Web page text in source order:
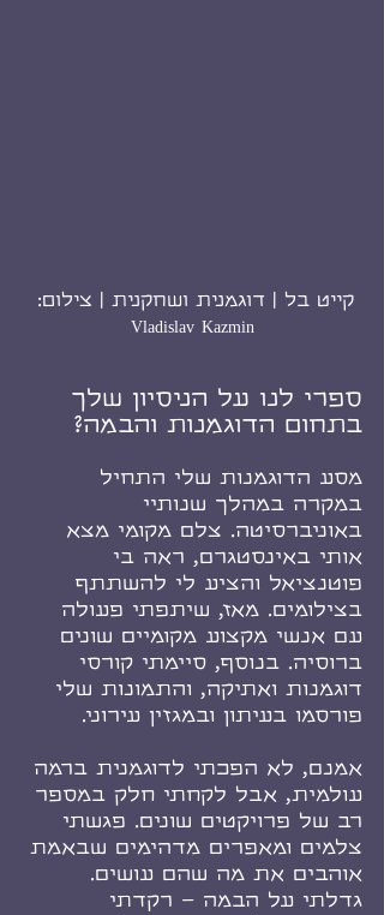
קייט בל | דוגמנית ושחקנית | צילום:
Vladislav Kazmin
ספרי לנו על הניסיון שלך
בתחום הדוגמנות והבמה?
מסע הדוגמנות שלי התחיל
במקרה במהלך שנותיי
באוניברסיטה. צלם מקומי מצא
אותי באינסטגרם, ראה בי
פוטנציאל והציע לי להשתתף
בצילומים. מאז, שיתפתי פעולה
עם אנשי מקצוע מקומיים שונים
ברוסיה. בנוסף, סיימתי קורסי
דוגמנות ואתיקה, והתמונות שלי
פורסמו בעיתון ובמגזין עירוני.
אמנם, לא הפכתי לדוגמנית ברמה
עולמית, אבל לקחתי חלק במספר
רב של פרויקטים שונים. פגשתי
צלמים ומאפרים מדהימים שבאמת
אוהבים את מה שהם עושים.
גדלתי על הבמה – רקדתי